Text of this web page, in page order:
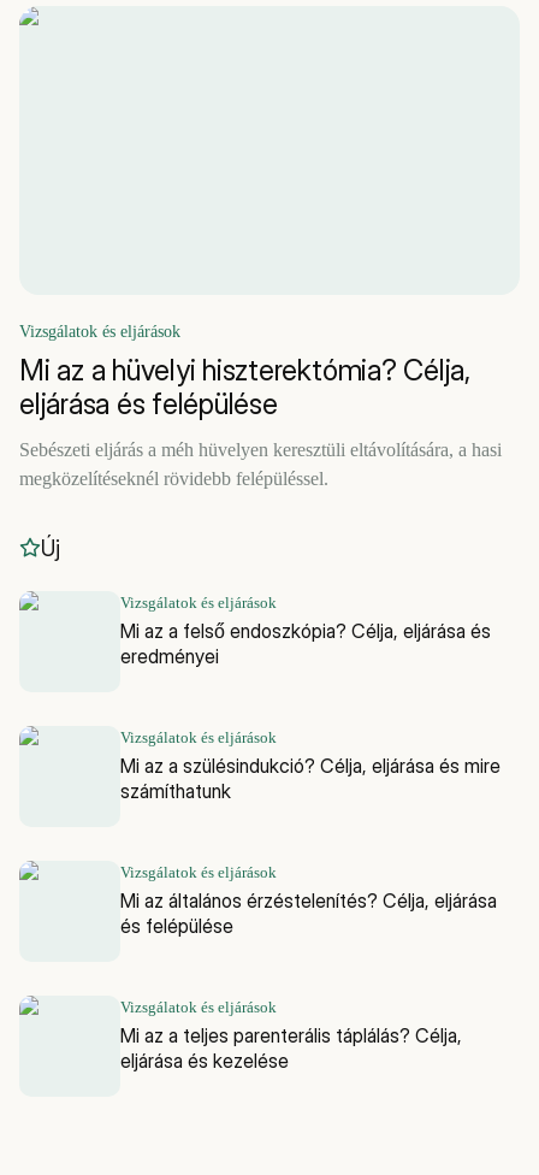
Vizsgálatok és eljárások
Mi az a hüvelyi hiszterektómia? Célja,
eljárása és felépülése
Sebészeti eljárás a méh hüvelyen keresztüli eltávolítására, a hasi
megközelítéseknél rövidebb felépüléssel.
Új
Vizsgálatok és eljárások
Mi az a felső endoszkópia? Célja, eljárása és
eredményei
Vizsgálatok és eljárások
Mi az a szülésindukció? Célja, eljárása és mire
számíthatunk
Vizsgálatok és eljárások
Mi az általános érzéstelenítés? Célja, eljárása
és felépülése
Vizsgálatok és eljárások
Mi az a teljes parenterális táplálás? Célja,
eljárása és kezelése